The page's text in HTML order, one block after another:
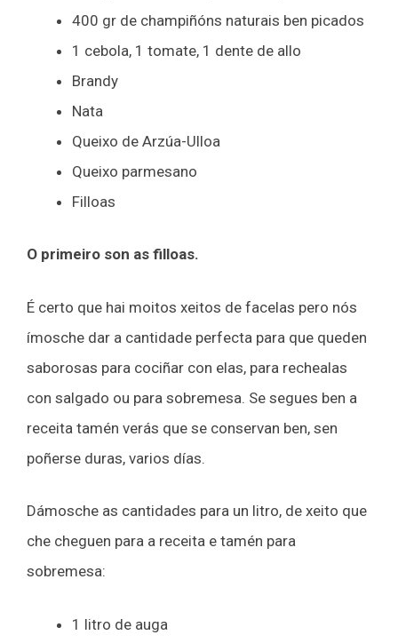
400 gr de champiñóns naturais ben picados
1 cebola, 1 tomate, 1 dente de allo
Brandy
Nata
Queixo de Arzúa-Ulloa
Queixo parmesano
Filloas
O primeiro son as filloas.
É certo que hai moitos xeitos de facelas pero nós
ímosche dar a cantidade perfecta para que queden
saborosas para cociñar con elas, para rechealas
con salgado ou para sobremesa. Se segues ben a
receita tamén verás que se conservan ben, sen
poñerse duras, varios días.
Dámosche as cantidades para un litro, de xeito que
che cheguen para a receita e tamén para
sobremesa:
1 litro de auga